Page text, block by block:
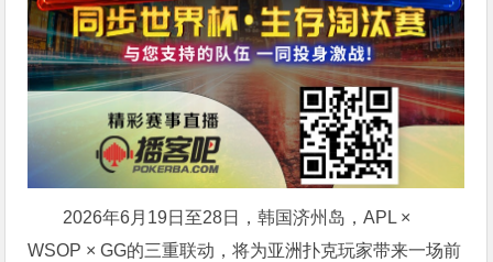
2026年6月19日至28日，韩国济州岛，APL ×
WSOP × GG的三重联动，将为亚洲扑克玩家带来一场前